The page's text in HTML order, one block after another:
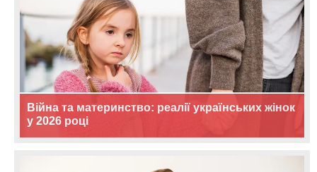
Війна та материнство: реалії українських жінок
у 2026 році